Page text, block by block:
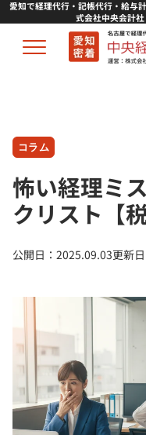
愛知で経理代行・記帳代行・給与
式会社中央会計
コラム
怖い経理ミ
クリスト【
公開日： 2025.09.03更新日